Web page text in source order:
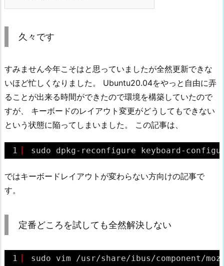
久々です
すみません今年こそはと思っていましたが全然更新できな
いほど忙しくなりました。 Ubuntu20.04をやっと自由に弄
ることが出来る時間ができたので環境を構築していたので
すが、 キーボードのレイアウト変更がどうしてもできない
という状態に陥ってしまいました。 この記事は、
1 sudo dpkg-reconfigure keyboard-
ではキーボードレイアウトが変わらない方向けの記事で
す。
定番どころを試しても全然解決しない
1 sudo vim /usr/share/ibus/component/